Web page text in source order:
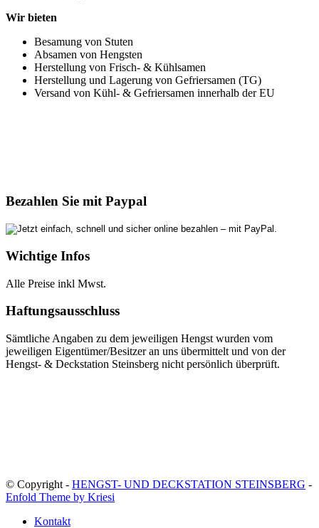
Wir bieten
Besamung von Stuten
Absamen von Hengsten
Herstellung von Frisch- & Kühlsamen
Herstellung und Lagerung von Gefriersamen (TG)
Versand von Kühl- & Gefriersamen innerhalb der EU
Bezahlen Sie mit Paypal
Wichtige Infos
Alle Preise inkl Mwst.
Haftungsausschluss
Sämtliche Angaben zu dem jeweiligen Hengst wurden vom
jeweiligen Eigentümer/Besitzer an uns übermittelt und von der
Hengst- & Deckstation Steinsberg nicht persönlich überprüft.
© Copyright - HENGST- UND DECKSTATION STEINSBERG -
Enfold Theme by Kriesi
Kontakt